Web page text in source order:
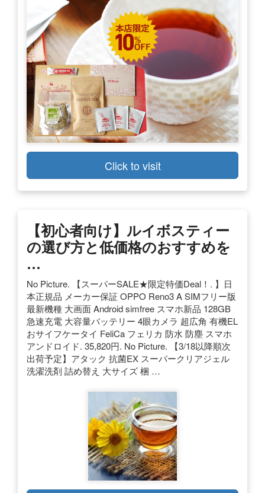
Click to visit
【初心者向け】ルイボスティー
の選び方と低価格のおすすめを
…
No Picture. 【スーパーSALE★限定特価Deal！. 】日
本正規品 メーカー保証 OPPO Reno3 A SIMフリー版
最新機種 大画面 Android simfree スマホ新品 128GB
急速充電 大容量バッテリー 4眼カメラ 超広角 有機EL
おサイフケータイ FeliCa フェリカ 防水 防塵 スマホ
アンドロイド. 35,820円. No Picture. 【3/18以降順次
出荷予定】アタック 抗菌EX スーパークリアジェル
洗濯洗剤 詰め替え 大サイズ 梱 …